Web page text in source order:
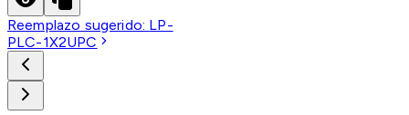
Reemplazo sugerido: LP-
PLC-1X2UPC